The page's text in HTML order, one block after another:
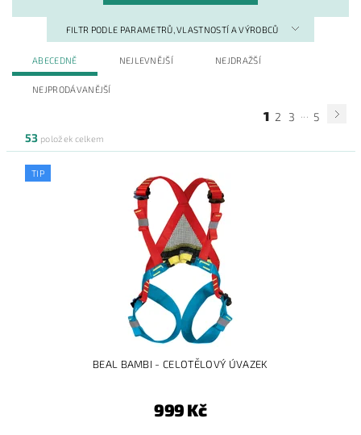
FILTR PODLE PARAMETRŮ, VLASTNOSTÍ A VÝROBCŮ
ABECEDNĚ NEJLEVNĚJŠÍ NEJDRAŽŠÍ
NEJPRODÁVANĚJŠÍ
1 2 3 ... 5
53 položek celkem
TIP
BEAL BAMBI - CELOTĚLOVÝ ÚVAZEK
999 Kč